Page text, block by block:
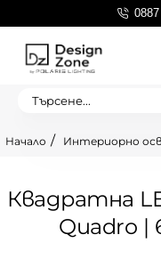
Търсене...
Квадратна
Quadro |
Интериорно